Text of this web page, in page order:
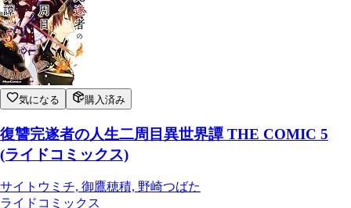
気になる 購入済み
復讐完遂者の人生二周目異世界譚 THE COMIC 5
(ライドコミックス)
サイトウミチ, 御鷹穂積, 野崎つばた
ライドコミックス